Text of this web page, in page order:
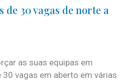
de 30 vagas de norte a
as suas equipas em
vagas em aberto em várias